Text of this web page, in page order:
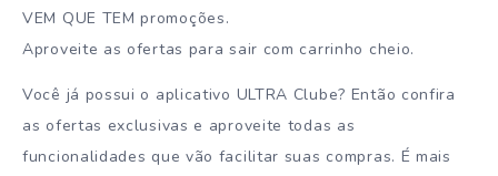
VEM QUE TEM promoções.
Aproveite as ofertas para sair com carrinho cheio.
Você já possui o aplicativo ULTRA Clube? Então confira
as ofertas exclusivas e aproveite todas as
funcionalidades que vão facilitar suas compras. É mais